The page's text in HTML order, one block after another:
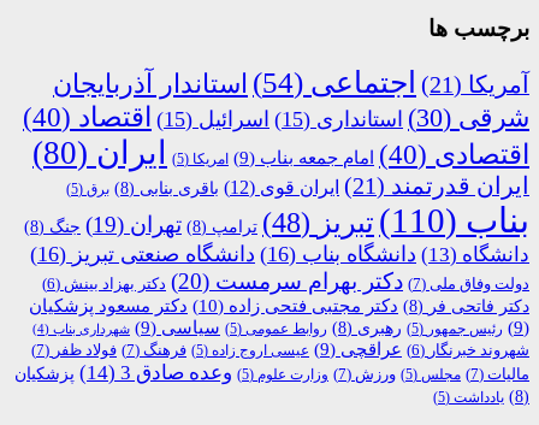
برچسب ها
آمریکا (21) اجتماعی (54)
استاندار آذربایجان
شرقی (30) استانداری (15) اسرائیل (15) اقتصاد (40)
اقتصادی (40) امام جمعه بناب (9) امریکا (5) ایران (80)
ایران قدرتمند (21) ایران قوی (12) باقری بنابی (8) برق (5)
بناب (110) تبریز (48) ترامپ (8) تهران (19) جنگ (8)
دانشگاه (13) دانشگاه بناب (16) دانشگاه صنعتی تبریز (16)
دولت وفاق ملی (7) دکتر بهرام سرمست (20) دکتر بهزاد بینش (6)
دکتر فاتحی فر (8) دکتر مجتبی فتحی زاده (10)
دکتر مسعود پزشکیان
(9)
رئیس جمهور (5) رهبری (8) روابط عمومی (5) سیاسی (9) شهرداری بناب (4)
شهروند خبرنگار (6) عراقچی (9) عیسی اروج زاده (5) فرهنگ (7) فولاد ظفر (7)
مالیات (7) مجلس (5) ورزش (7) وزارت علوم (5) وعده صادق 3 (14)
پزشکیان
(8)
یادداشت (5)